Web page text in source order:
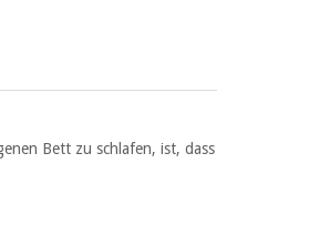
Bett zu schlafen, ist, dass